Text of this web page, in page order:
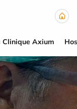
Clinique Axium